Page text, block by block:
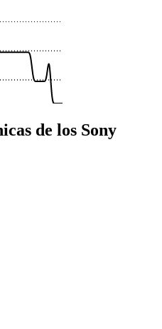
de los Sony